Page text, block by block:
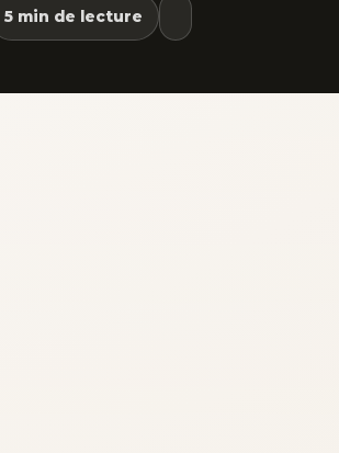
5 min de lecture